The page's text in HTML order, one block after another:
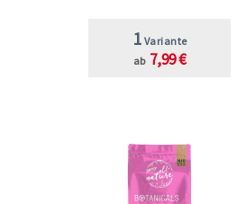
1 Variante
ab 7,99 €